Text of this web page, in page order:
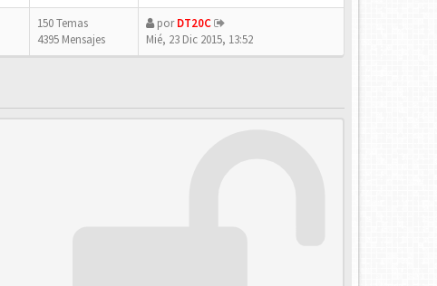
150 Temas
4395 Mensajes
porDT20C
Mié, 23 Dic 2015, 13:52